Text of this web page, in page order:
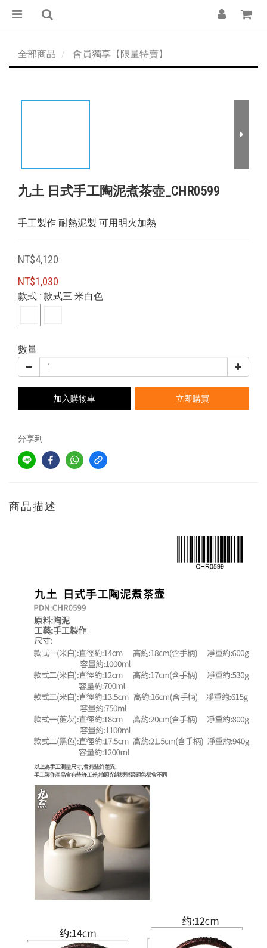
全部商品 會員獨享【限量特賣】
九土 日式手工陶泥煮茶壺_CHR0599
手工製作 耐熱泥製 可用明火加熱
NT$4,120
NT$1,030
款式 : 款式三 米白色
數量
加入購物車 立即購買
分享到
商品描述